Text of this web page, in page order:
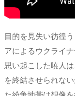
目的を見失い彷徨
アによるウクライ
思い起こした暁人
を終結させられな